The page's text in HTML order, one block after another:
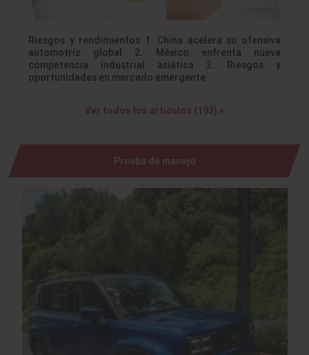
Riesgos y rendimientos 1. China acelera su ofensiva
automotriz global 2. México enfrenta nueva
competencia industrial asiática 3. Riesgos y
oportunidades en mercado emergente
Ver todos los artículos (193) »
Prueba de manejo